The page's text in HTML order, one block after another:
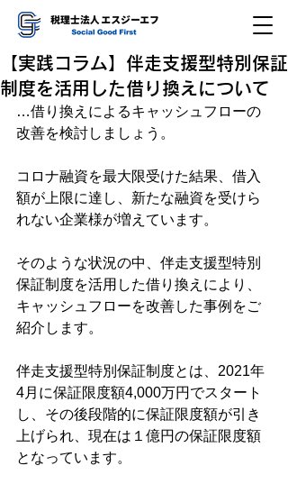
【実践コラム】伴走支援型特別保証
制度を活用した借り換えについて
…借り換えによるキャッシュフローの
改善を検討しましょう。
コロナ融資を最大限受けた結果、借入
額が上限に達し、新たな融資を受けら
れない企業様が増えています。
そのような状況の中、伴走支援型特別
保証制度を活用した借り換えにより、
キャッシュフローを改善した事例をご
紹介します。
伴走支援型特別保証制度とは、2021年
4月に保証限度額4,000万円でスタート
し、その後段階的に保証限度額が引き
上げられ、現在は１億円の保証限度額
となっています。